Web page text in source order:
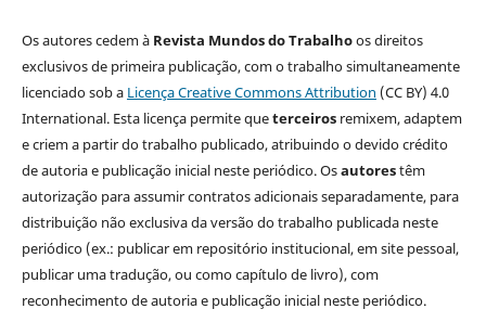
Os autores cedem à Revista Mundos do Trabalhoos direitos
exclusivos de primeira publicação, com o trabalho simultaneamente
licenciado sob a Licença Creative Commons Attribution (CC BY) 4.0
International. Esta licença permite queterceirosremixem, adaptem
e criem a partir do trabalho publicado, atribuindo o devido crédito
de autoria e publicação inicial neste periódico. Osautorestêm
autorização para assumir contratos adicionais separadamente, para
distribuição não exclusiva da versão do trabalho publicada neste
periódico (ex.: publicar em repositório institucional, em site pessoal,
publicar uma tradução, ou como capítulo de livro), com
reconhecimento de autoria e publicação inicial neste periódico.